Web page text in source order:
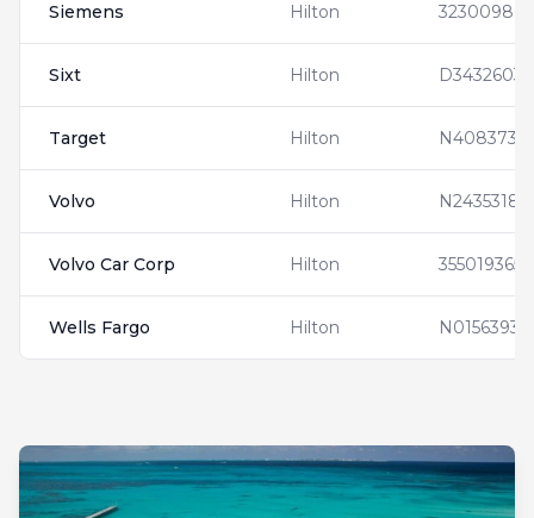
Siemens Hilton 323009803
Sixt Hilton
Target Hilton N4083735
Volvo Hilton N2435318
Volvo Car Corp Hilton 355019365
Wells Fargo Hilton N0156393